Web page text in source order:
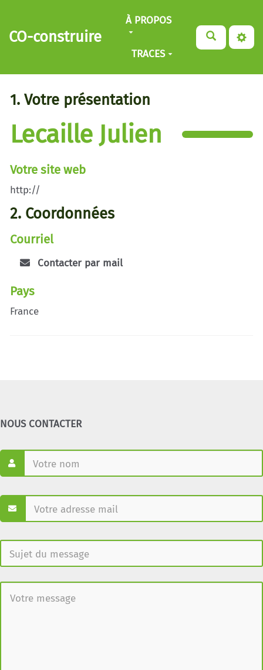
Aller au contenu principal
CO-construire
À PROPOS
TRACES
1. Votre présentation
Lecaille Julien
Votre site web
http://
2. Coordonnées
Courriel
Contacter par mail
Pays
France
NOUS CONTACTER